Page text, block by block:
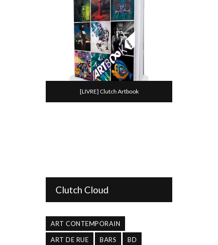
[LIVRE] Clutch Artbook
Clutch Cloud
ART CONTEMPORAIN
ART DE RUE BARS BD